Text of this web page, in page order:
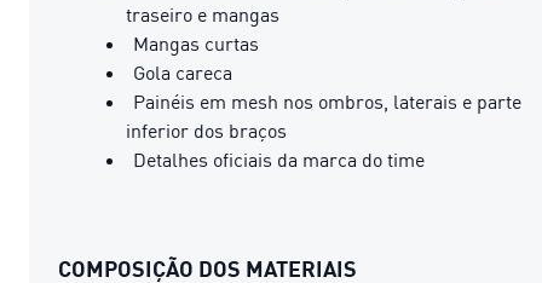
traseiro e mangas
Mangas curtas
Gola careca
Painéis em mesh nos ombros, laterais e parte
inferior dos braços
Detalhes oficiais da marca do time
COMPOSIÇÃO DOS MATERIAIS